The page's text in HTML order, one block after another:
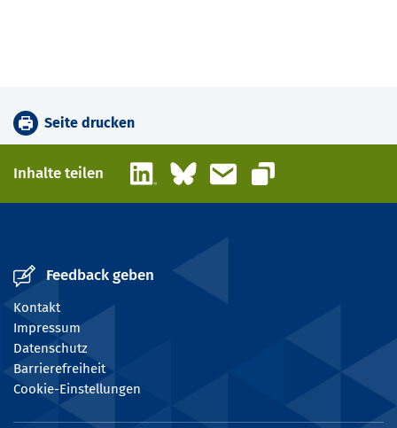
Seite drucken
Inhalte teilen LinkedInBlueskyE-Mail
Link kopieren
Feedback geben
Kontakt
Impressum
Datenschutz
Barrierefreiheit
Cookie-Einstellungen